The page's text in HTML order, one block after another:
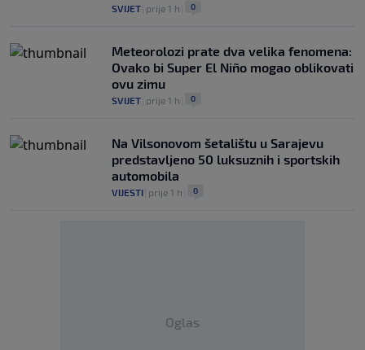
SVIJET prije 1 h 0
Meteorolozi prate dva velika fenomena:
Ovako bi Super El Niño mogao oblikovati
ovu zimu
SVIJET prije 1 h 0
Na Vilsonovom šetalištu u Sarajevu
predstavljeno 50 luksuznih i sportskih
automobila
VIJESTI prije 1 h 0
Oglas